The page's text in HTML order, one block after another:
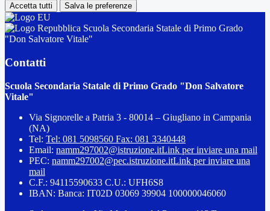
Accetta tutti Salva le preferenze
Scuola Secondaria Statale di Primo Grado
"Don Salvatore Vitale"
Contatti
Scuola Secondaria Statale di Primo Grado "Don Salvatore
Vitale"
Via Signorelle a Patria 3 - 80014 – Giugliano in Campania
(NA)
Tel: Tel: 081 5098560 Fax: 081 3340448
Email: namm297002@istruzione.itLink per inviare una mail
PEC: namm297002@pec.istruzione.itLink per inviare una
mail
C.F.: 94115590633 C.U.: UFH6S8
IBAN: Banca: IT02D 03069 39904 100000046060